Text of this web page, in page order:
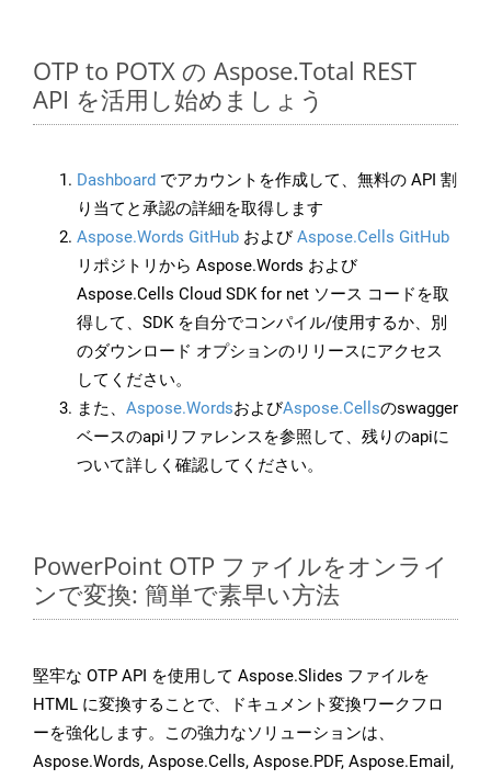
OTP to POTX の Aspose.Total REST
API を活用し始めましょう
Dashboard でアカウントを作成して、無料の API 割
り当てと承認の詳細を取得します
Aspose.Words GitHub およびAspose.Cells GitHub
リポジトリから Aspose.Words および
Aspose.Cells Cloud SDK for net ソース コードを取
得して、SDK を自分でコンパイル/使用するか、別
のダウンロード オプションのリリースにアクセス
してください。
また、 Aspose.WordsおよびAspose.Cellsのswagger
ベースのapiリファレンスを参照して、残りのapiに
ついて詳しく確認してください。
PowerPoint OTP ファイルをオンライ
ンで変換: 簡単で素早い方法
堅牢な OTP API を使用して Aspose.Slides ファイルを
HTML に変換することで、ドキュメント変換ワークフロ
ーを強化します。この強力なソリューションは、
Aspose.Words, Aspose.Cells, Aspose.PDF, Aspose.Email,